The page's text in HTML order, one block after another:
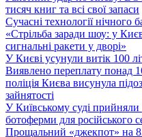
тисяч книг та всі свої запаси
Сучасні технології нічного
«Стрільба заради шоу: у
сигнальні ракети у дворі»
У Києві усунули витік 100
Виявлено переплату понад
поліція Києва висунула
зайнятості
У Київському суді прийняли
ботоферми для російського
Прощальний «джекпот» на